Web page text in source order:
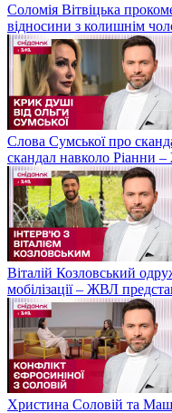
Соломія Вітвіцька
відносини з колишнім
Слова Сумської про
скандал навколо Ріанни
Віталій Козловський
мобілізації – ЖВЛ
Христина Соловій та